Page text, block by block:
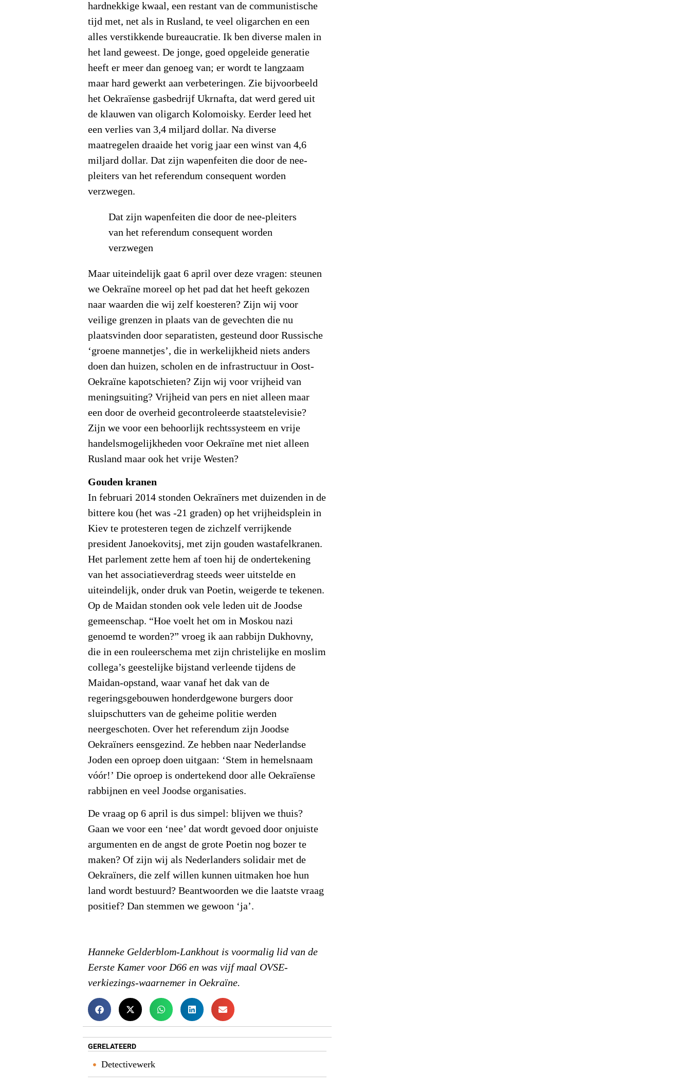
hardnekkige kwaal, een restant van de communistische
tijd met, net als in Rusland, te veel oligarchen en een
alles verstikkende bureaucratie. Ik ben diverse malen in
het land geweest. De jonge, goed opgeleide generatie
heeft er meer dan genoeg van; er wordt te langzaam
maar hard gewerkt aan verbeteringen. Zie bijvoorbeeld
het Oekraïense gasbedrijf Ukrnafta, dat werd gered uit
de klauwen van oligarch Kolomoisky. Eerder leed het
een verlies van 3,4 miljard dollar. Na diverse
maatregelen draaide het vorig jaar een winst van 4,6
miljard dollar. Dat zijn wapenfeiten die door de nee-
pleiters van het referendum consequent worden
verzwegen.
Dat zijn wapenfeiten die door de nee-pleiters
van het referendum consequent worden
verzwegen
Maar uiteindelijk gaat 6 april over deze vragen: steunen
we Oekraïne moreel op het pad dat het heeft gekozen
naar waarden die wij zelf koesteren? Zijn wij voor
veilige grenzen in plaats van de gevechten die nu
plaatsvinden door separatisten, gesteund door Russische
‘groene mannetjes’, die in werkelijkheid niets anders
doen dan huizen, scholen en de infrastructuur in Oost-
Oekraïne kapotschieten? Zijn wij voor vrijheid van
meningsuiting? Vrijheid van pers en niet alleen maar
een door de overheid gecontroleerde staatstelevisie?
Zijn we voor een behoorlijk rechtssysteem en vrije
handelsmogelijkheden voor Oekraïne met niet alleen
Rusland maar ook het vrije Westen?
Gouden kranen
In februari 2014 stonden Oekraïners met duizenden in de
bittere kou (het was -21 graden) op het vrijheidsplein in
Kiev te protesteren tegen de zichzelf verrijkende
president Janoekovitsj, met zijn gouden wastafelkranen.
Het parlement zette hem af toen hij de ondertekening
van het associatieverdrag steeds weer uitstelde en
uiteindelijk, onder druk van Poetin, weigerde te tekenen.
Op de Maidan stonden ook vele leden uit de Joodse
gemeenschap. “Hoe voelt het om in Moskou nazi
genoemd te worden?” vroeg ik aan rabbijn Dukhovny,
die in een rouleerschema met zijn christelijke en moslim
collega’s geestelijke bijstand verleende tijdens de
Maidan-opstand, waar vanaf het dak van de
regeringsgebouwen honderdgewone burgers door
sluipschutters van de geheime politie werden
neergeschoten. Over het referendum zijn Joodse
Oekraïners eensgezind. Ze hebben naar Nederlandse
Joden een oproep doen uitgaan: ‘Stem in hemelsnaam
vóór!’ Die oproep is ondertekend door alle Oekraïense
rabbijnen en veel Joodse organisaties.
De vraag op 6 april is dus simpel: blijven we thuis?
Gaan we voor een ‘nee’ dat wordt gevoed door onjuiste
argumenten en de angst de grote Poetin nog bozer te
maken? Of zijn wij als Nederlanders solidair met de
Oekraïners, die zelf willen kunnen uitmaken hoe hun
land wordt bestuurd? Beantwoorden we die laatste vraag
positief? Dan stemmen we gewoon ‘ja’.
Hanneke Gelderblom-Lankhout is voormalig lid van de
Eerste Kamer voor D66 en was vijf maal OVSE-
verkiezings-waarnemer in Oekraïne.
GERELATEERD
Detectivewerk